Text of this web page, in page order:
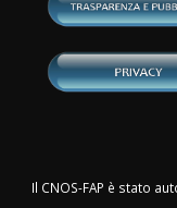
Il CNOS-FAP è stato